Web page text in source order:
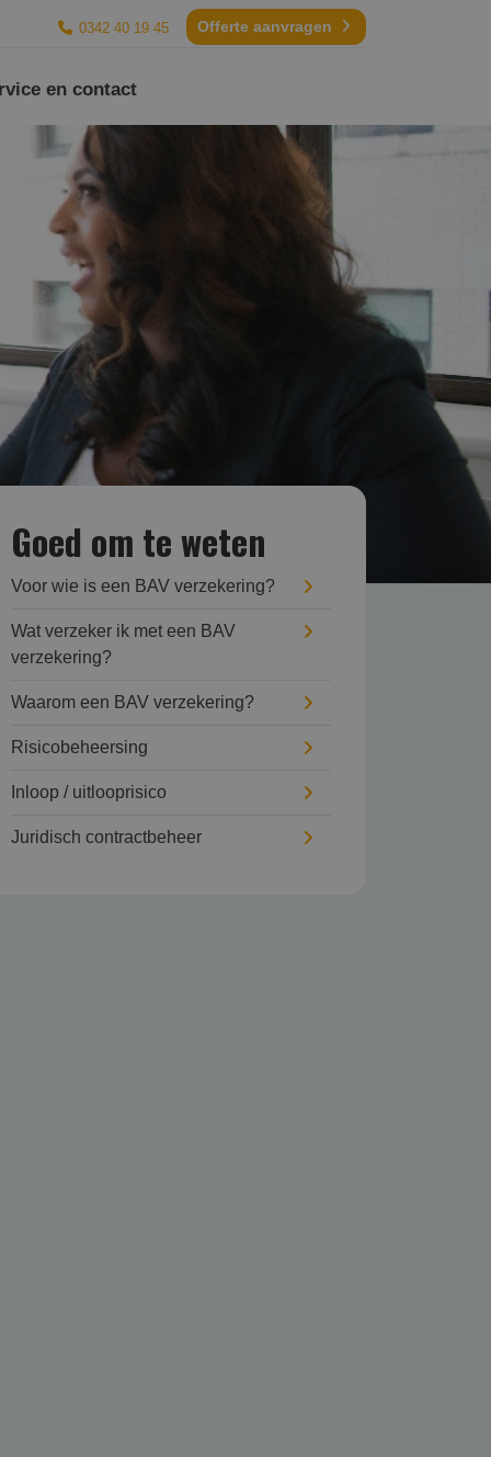
0342 40 19 45 Offerte aanvragen
en contact
Goed om te weten
Voor wie is een BAV verzekering?
Wat verzeker ik met een BAV
verzekering?
Waarom een BAV verzekering?
Risicobeheersing
Inloop / uitlooprisico
Juridisch contractbeheer